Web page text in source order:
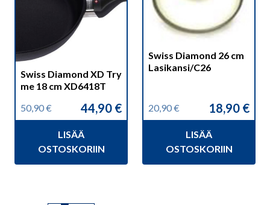
Swiss Diamond XD Try
me 18 cm XD6418T
50,90€
Alkuperäinen
hinta
50,90 €.
44,90 €
Nykyinen
hinta
44,90 €.
LISÄÄ
OSTOSKORIIN
Swiss Diamond 26 cm
Lasikansi/C26
20,90€
Alkuperäinen
hinta
20,90 €.
18,90 €
Nykyinen
hinta
18,90 €.
LISÄÄ
OSTOSKORIIN